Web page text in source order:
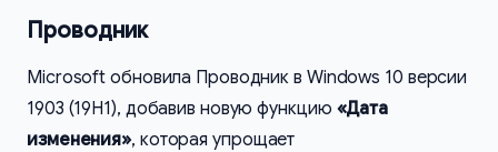
Проводник
Microsoft обновила Проводник в Windows 10 версии
1903 (19H1), добавив новую функцию «Дата
изменения», которая упрощает